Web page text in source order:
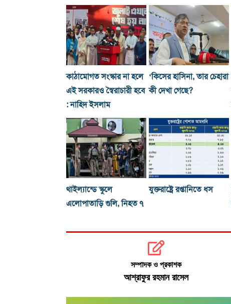
কাঠামোগত সংস্কার না হলে
এই সরকারও স্বৈরাচারী হবে
: নাহিদ ইসলাম
‘কিসের হাসিনা, তার চেহারা
কী দেখা গেছে?
থাইল্যান্ডে স্কুলে
এলোপাতাড়ি গুলি, নিহত ৭
যুক্তরাষ্ট্রে রপ্তানিতে ধস
সম্পাদক ও প্রকাশক
আশ্রাফুর রহমান রাসেল